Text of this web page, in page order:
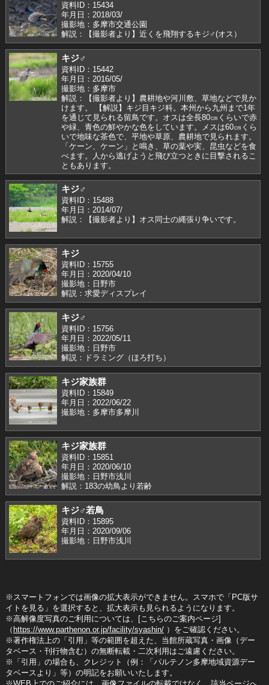
資料ID：15434
年月日：2018/03/
撮影地：多摩市交通公園
解説：【撮影者より】近くを飛翔するキジ♂(オス）
キジ♂
資料ID：15442
年月日：2016/05/
撮影地：多摩市
解説：【撮影者より】農耕地や河川敷、草地などで見か
けます。 【解説】キジ目キジ科。本州から九州まで1年
を通じて見られる留鳥です。オスは全長80㎝くらいで赤
や緑、青色の鮮やかな色をしています。メスは60㎝くら
いで地味な茶色で、平地や草原、農耕地で見られます。
「ケーン、ケーン」と鳴き、草の葉や実、昆虫などを食
べます。人から逃げようと飛び立つときに目撃されるこ
ともあります。
キジ♂
資料ID：15488
年月日：2014/07/
解説：【撮影者より】オス同士の縄張り争いです。
キジ
資料ID：15755
年月日：2020/04/10
撮影地：日野市
解説：求愛ディスプレイ
キジ♂
資料ID：15756
年月日：2022/05/11
撮影地：日野市
解説：ドラミング（ほろ打ち）
キジ家族群
資料ID：15849
年月日：2022/06/22
撮影地：多摩市多摩川
キジ家族群
資料ID：15851
年月日：2020/06/10
撮影地：日野市浅川
解説：183の幼鳥より若齢
キジ♂若鳥
資料ID：15895
年月日：2020/09/06
撮影地：日野市浅川
※スマートフォンでは画像の拡大表示ができません。スマホで「PC版サ
イトを見る」を選択すると、拡大表示も見られるようになります。
※高解像度写真のご利用については、[こちらのご案内ページ]
（ https://www.parthenon.or.jp/facility/syashin/）をご確認ください。
※著作権法上の「引用」等の範囲を超えた、当館所蔵写真・画像（デー
タベース・刊行物含む）の無断転載・二次利用はご遠慮ください。
※「引用」の場合も、クレジット（例：「パルテノン多摩地域資源デー
タベースより」等）の明記をお願いいたします。